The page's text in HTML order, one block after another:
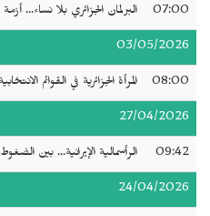
07:00 البرلمان الجزائري بلا نساء...
03/05/2026
08:00 المرأة الجزائرية في القوائم
27/04/2026
09:42 الرأسمالية الإيرانية... بين
24/04/2026